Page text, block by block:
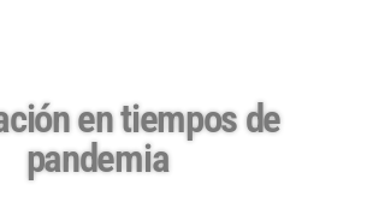
en tiempos de
pandemia